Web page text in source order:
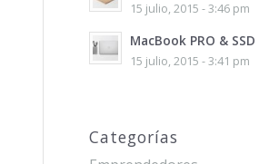
15 julio, 2015 - 3:46 pm
MacBook PRO & SSD
15 julio, 2015 - 3:41 pm
Categorías